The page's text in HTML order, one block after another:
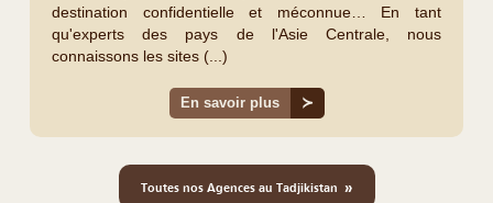
destination confidentielle et méconnue… En tant
qu'experts des pays de l'Asie Centrale, nous
connaissons les sites (...)
En savoir plus ≻
Toutes nos Agences au Tadjikistan »